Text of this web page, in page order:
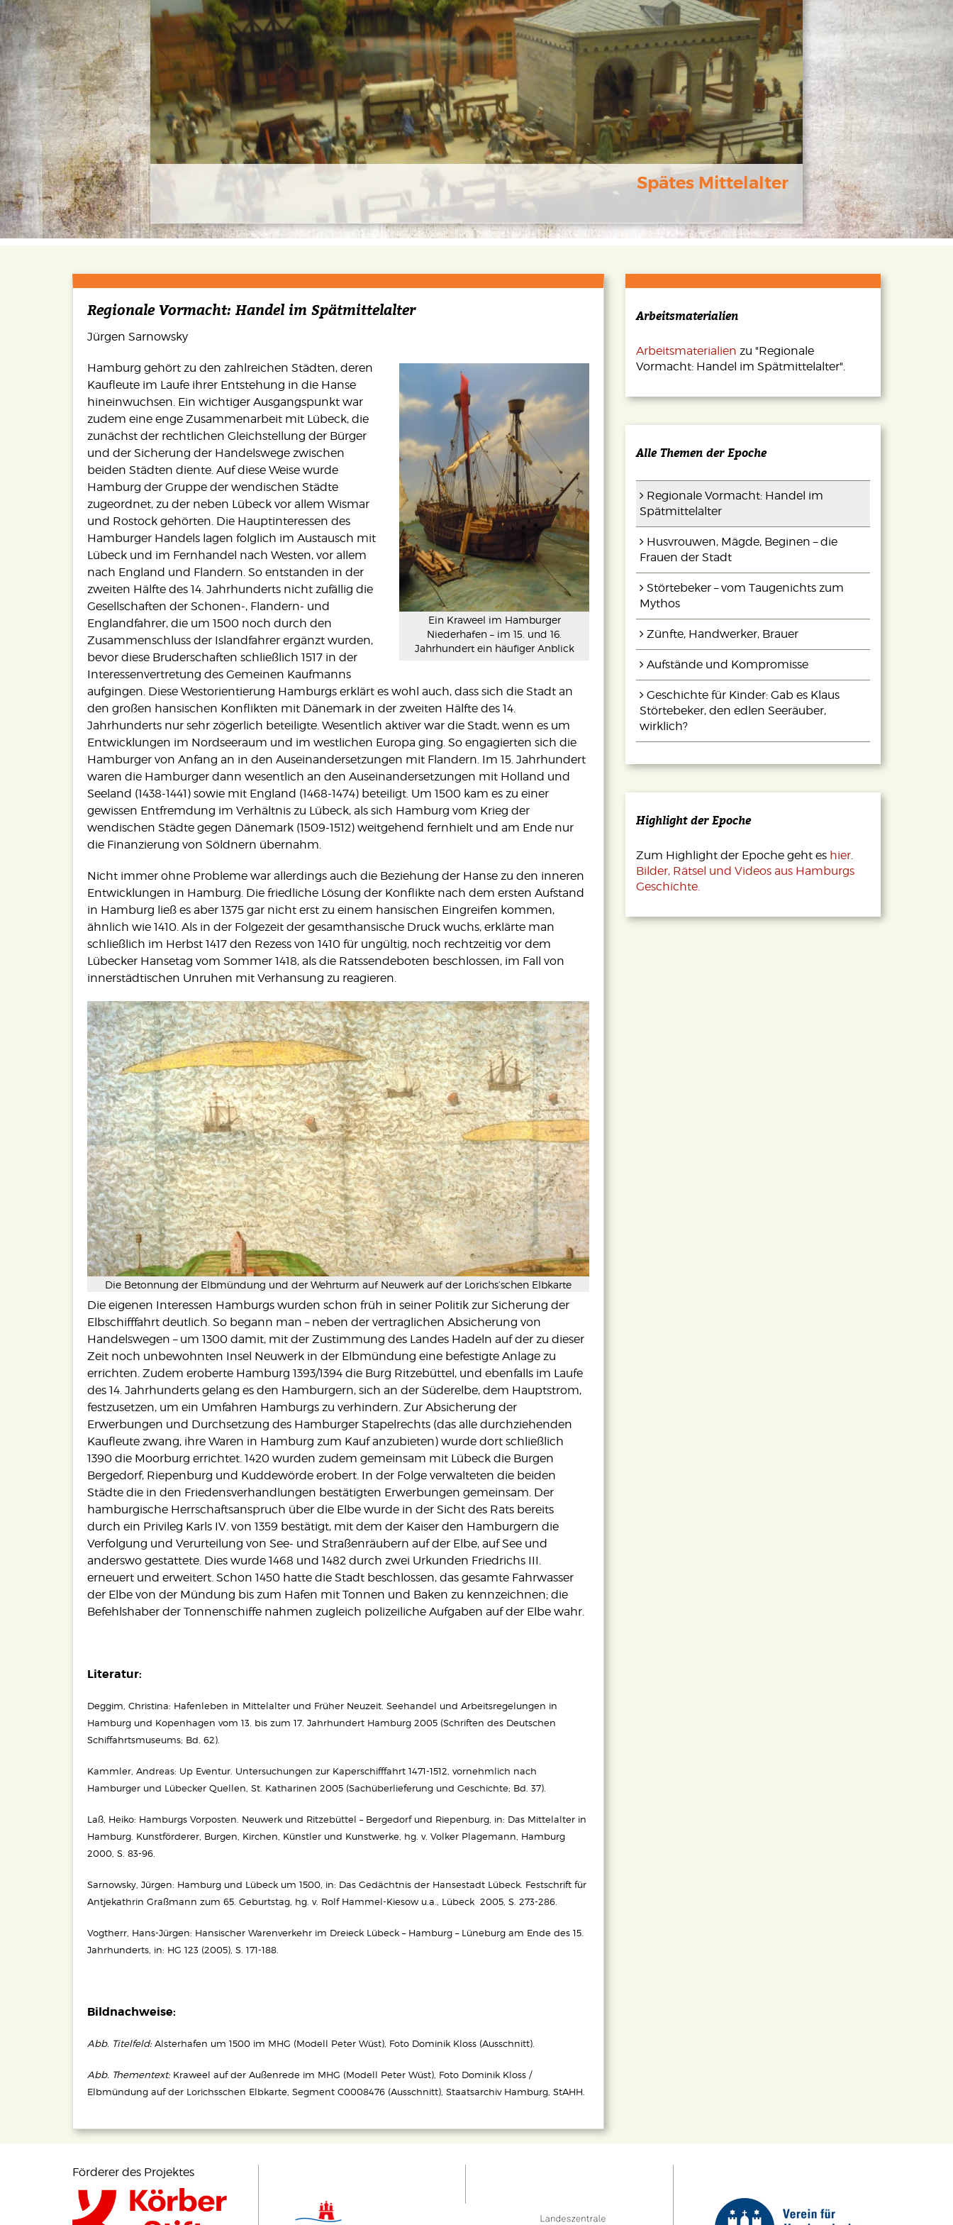
Spätes Mittelalter
Regionale Vormacht: Handel im Spätmittelalter
Jürgen Sarnowsky
Ein Kraweel im Hamburger
Niederhafen – im 15. und 16.
Jahrhundert ein häufiger Anblick
Hamburg gehört zu den zahlreichen Städten, deren
Kaufleute im Laufe ihrer Entstehung in die Hanse
hineinwuchsen. Ein wichtiger Ausgangspunkt war
zudem eine enge Zusammenarbeit mit Lübeck, die
zunächst der rechtlichen Gleichstellung der Bürger
und der Sicherung der Handelswege zwischen
beiden Städten diente. Auf diese Weise wurde
Hamburg der Gruppe der wendischen Städte
zugeordnet, zu der neben Lübeck vor allem Wismar
und Rostock gehörten. Die Hauptinteressen des
Hamburger Handels lagen folglich im Austausch mit
Lübeck und im Fernhandel nach Westen, vor allem
nach England und Flandern. So entstanden in der
zweiten Hälfte des 14. Jahrhunderts nicht zufällig die
Gesellschaften der Schonen-, Flandern- und
Englandfahrer, die um 1500 noch durch den
Zusammenschluss der Islandfahrer ergänzt wurden,
bevor diese Bruderschaften schließlich 1517 in der
Interessenvertretung des Gemeinen Kaufmanns
aufgingen. Diese Westorientierung Hamburgs erklärt es wohl auch, dass sich die Stadt an
den großen hansischen Konflikten mit Dänemark in der zweiten Hälfte des 14.
Jahrhunderts nur sehr zögerlich beteiligte. Wesentlich aktiver war die Stadt, wenn es um
Entwicklungen im Nordseeraum und im westlichen Europa ging. So engagierten sich die
Hamburger von Anfang an in den Auseinandersetzungen mit Flandern. Im 15. Jahrhundert
waren die Hamburger dann wesentlich an den Auseinandersetzungen mit Holland und
Seeland (1438-1441) sowie mit England (1468-1474) beteiligt. Um 1500 kam es zu einer
gewissen Entfremdung im Verhältnis zu Lübeck, als sich Hamburg vom Krieg der
wendischen Städte gegen Dänemark (1509-1512) weitgehend fernhielt und am Ende nur
die Finanzierung von Söldnern übernahm.
Nicht immer ohne Probleme war allerdings auch die Beziehung der Hanse zu den inneren
Entwicklungen in Hamburg. Die friedliche Lösung der Konflikte nach dem ersten Aufstand
in Hamburg ließ es aber 1375 gar nicht erst zu einem hansischen Eingreifen kommen,
ähnlich wie 1410. Als in der Folgezeit der gesamthansische Druck wuchs, erklärte man
schließlich im Herbst 1417 den Rezess von 1410 für ungültig, noch rechtzeitig vor dem
Lübecker Hansetag vom Sommer 1418, als die Ratssendeboten beschlossen, im Fall von
innerstädtischen Unruhen mit Verhansung zu reagieren.
Die Betonnung der Elbmündung und der Wehrturm auf Neuwerk auf der Lorichs’schen Elbkarte
Die eigenen Interessen Hamburgs wurden schon früh in seiner Politik zur Sicherung der
Elbschifffahrt deutlich. So begann man – neben der vertraglichen Absicherung von
Handelswegen – um 1300 damit, mit der Zustimmung des Landes Hadeln auf der zu dieser
Zeit noch unbewohnten Insel Neuwerk in der Elbmündung eine befestigte Anlage zu
errichten. Zudem eroberte Hamburg 1393/1394 die Burg Ritzebüttel, und ebenfalls im Laufe
des 14. Jahrhunderts gelang es den Hamburgern, sich an der Süderelbe, dem Hauptstrom,
festzusetzen, um ein Umfahren Hamburgs zu verhindern. Zur Absicherung der
Erwerbungen und Durchsetzung des Hamburger Stapelrechts (das alle durchziehenden
Kaufleute zwang, ihre Waren in Hamburg zum Kauf anzubieten) wurde dort schließlich
1390 die Moorburg errichtet. 1420 wurden zudem gemeinsam mit Lübeck die Burgen
Bergedorf, Riepenburg und Kuddewörde erobert. In der Folge verwalteten die beiden
Städte die in den Friedensverhandlungen bestätigten Erwerbungen gemeinsam. Der
hamburgische Herrschaftsanspruch über die Elbe wurde in der Sicht des Rats bereits
durch ein Privileg Karls IV. von 1359 bestätigt, mit dem der Kaiser den Hamburgern die
Verfolgung und Verurteilung von See- und Straßenräubern auf der Elbe, auf See und
anderswo gestattete. Dies wurde 1468 und 1482 durch zwei Urkunden Friedrichs III.
erneuert und erweitert. Schon 1450 hatte die Stadt beschlossen, das gesamte Fahrwasser
der Elbe von der Mündung bis zum Hafen mit Tonnen und Baken zu kennzeichnen; die
Befehlshaber der Tonnenschiffe nahmen zugleich polizeiliche Aufgaben auf der Elbe wahr.
Literatur:
Deggim, Christina: Hafenleben in Mittelalter und Früher Neuzeit. Seehandel und Arbeitsregelungen in
Hamburg und Kopenhagen vom 13. bis zum 17. Jahrhundert Hamburg 2005 (Schriften des Deutschen
Schiffahrtsmuseums; Bd. 62).
Kammler, Andreas: Up Eventur. Untersuchungen zur Kaperschifffahrt 1471-1512, vornehmlich nach
Hamburger und Lübecker Quellen, St. Katharinen 2005 (Sachüberlieferung und Geschichte; Bd. 37).
Laß, Heiko: Hamburgs Vorposten. Neuwerk und Ritzebüttel – Bergedorf und Riepenburg, in: Das Mittelalter in
Hamburg. Kunstförderer, Burgen, Kirchen, Künstler und Kunstwerke, hg. v. Volker Plagemann, Hamburg
2000, S. 83-96.
Sarnowsky, Jürgen: Hamburg und Lübeck um 1500, in: Das Gedächtnis der Hansestadt Lübeck. Festschrift für
Antjekathrin Graßmann zum 65. Geburtstag, hg. v. Rolf Hammel-Kiesow u.a., Lübeck 2005, S. 273-286.
Vogtherr, Hans-Jürgen: Hansischer Warenverkehr im Dreieck Lübeck – Hamburg – Lüneburg am Ende des 15.
Jahrhunderts, in: HG 123 (2005), S. 171-188.
Bildnachweise:
Abb. Titelfeld: Alsterhafen um 1500 im MHG (Modell Peter Wüst), Foto Dominik Kloss (Ausschnitt).
Abb. Thementext: Kraweel auf der Außenrede im MHG (Modell Peter Wüst), Foto Dominik Kloss /
Elbmündung auf der Lorichsschen Elbkarte, Segment C0008476 (Ausschnitt), Staatsarchiv Hamburg, StAHH.
Arbeitsmaterialien
Arbeitsmaterialien zu "Regionale
Vormacht: Handel im Spätmittelalter".
Alle Themen der Epoche
Regionale Vormacht: Handel im
Spätmittelalter
Husvrouwen, Mägde, Beginen – die
Frauen der Stadt
Störtebeker – vom Taugenichts zum
Mythos
Zünfte, Handwerker, Brauer
Aufstände und Kompromisse
Geschichte für Kinder: Gab es Klaus
Störtebeker, den edlen Seeräuber,
wirklich?
Highlight der Epoche
Zum Highlight der Epoche geht es hier.
Bilder, Rätsel und Videos aus Hamburgs
Geschichte.
Förderer des Projektes